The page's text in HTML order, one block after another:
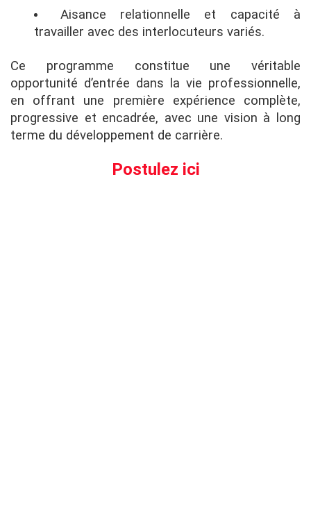
Aisance relationnelle et capacité à
travailler avec des interlocuteurs variés.
Ce programme constitue une véritable
opportunité d’entrée dans la vie professionnelle,
en offrant une première expérience complète,
progressive et encadrée, avec une vision à long
terme du développement de carrière.
Postulez ici